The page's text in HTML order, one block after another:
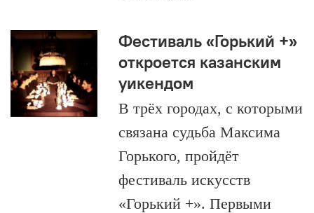
Фестиваль «Горький +»
откроется казанским
уикендом
В трёх городах, с которыми
связана судьба Максима
Горького, пройдёт
фестиваль искусств
«Горький +». Первыми